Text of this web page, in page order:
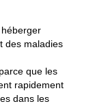
des maladies
que les
rapidement
dans les